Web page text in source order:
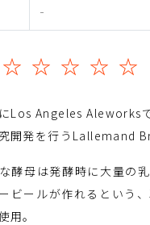
-
☆☆☆☆☆
Los Angeles Aleworks
開発を行うLallemand
酵母は発酵時に大量の
ビールが作れるという
用。